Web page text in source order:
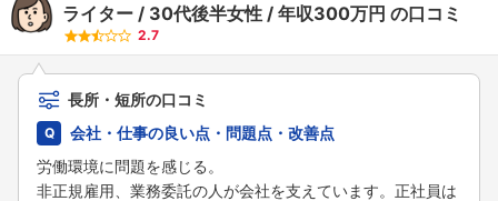
ライター 30代後半女性 年収300万円 の口コミ
2.7
長所・短所の口コミ
会社・仕事の良い点・問題点・改善点
労働環境に問題を感じる。
非正規雇用、業務委託の人が会社を支えています。正社員は